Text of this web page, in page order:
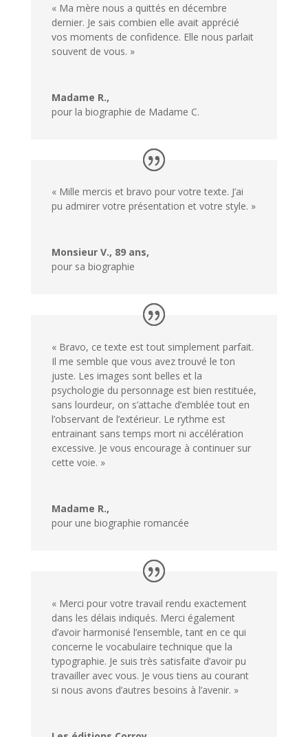
« Ma mère nous a quittés en décembre
dernier. Je sais combien elle avait apprécié
vos moments de confidence. Elle nous parlait
souvent de vous. »
Madame R.,
pour la biographie de Madame C.
« Mille mercis et bravo pour votre texte. J’ai
pu admirer votre présentation et votre style. »
Monsieur V., 89 ans,
pour sa biographie
« Bravo, ce texte est tout simplement parfait.
Il me semble que vous avez trouvé le ton
juste. Les images sont belles et la
psychologie du personnage est bien restituée,
sans lourdeur, on s’attache d’emblée tout en
l’observant de l’extérieur. Le rythme est
entrainant sans temps mort ni accélération
excessive. Je vous encourage à continuer sur
cette voie. »
Madame R.,
pour une biographie romancée
« Merci pour votre travail rendu exactement
dans les délais indiqués. Merci également
d’avoir harmonisé l’ensemble, tant en ce qui
concerne le vocabulaire technique que la
typographie. Je suis très satisfaite d’avoir pu
travailler avec vous. Je vous tiens au courant
si nous avons d’autres besoins à l’avenir. »